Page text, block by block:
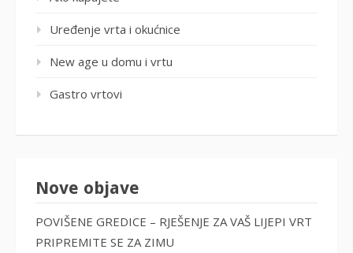
Uređenje vrta i okućnice
New age u domu i vrtu
Gastro vrtovi
Nove objave
POVIŠENE GREDICE – RJEŠENJE ZA VAŠ LIJEPI VRT
PRIPREMITE SE ZA ZIMU